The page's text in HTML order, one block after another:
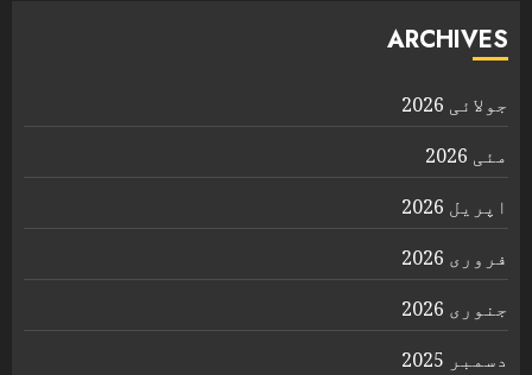
ARCHIVES
جولائی 2026
مئی 2026
اپریل 2026
فروری 2026
جنوری 2026
دسمبر 2025